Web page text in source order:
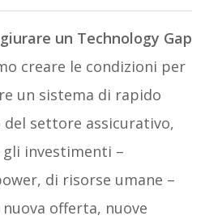
un Technology Gap
creare le condizioni per
un sistema di rapido
settore assicurativo,
investimenti –
di risorse umane –
offerta, nuove